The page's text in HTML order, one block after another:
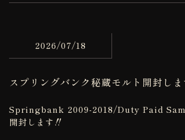
2026/07/18
スプリングバンク秘蔵モルト開封しま
Springbank 2009-2018/Duty Paid
開封します‼️